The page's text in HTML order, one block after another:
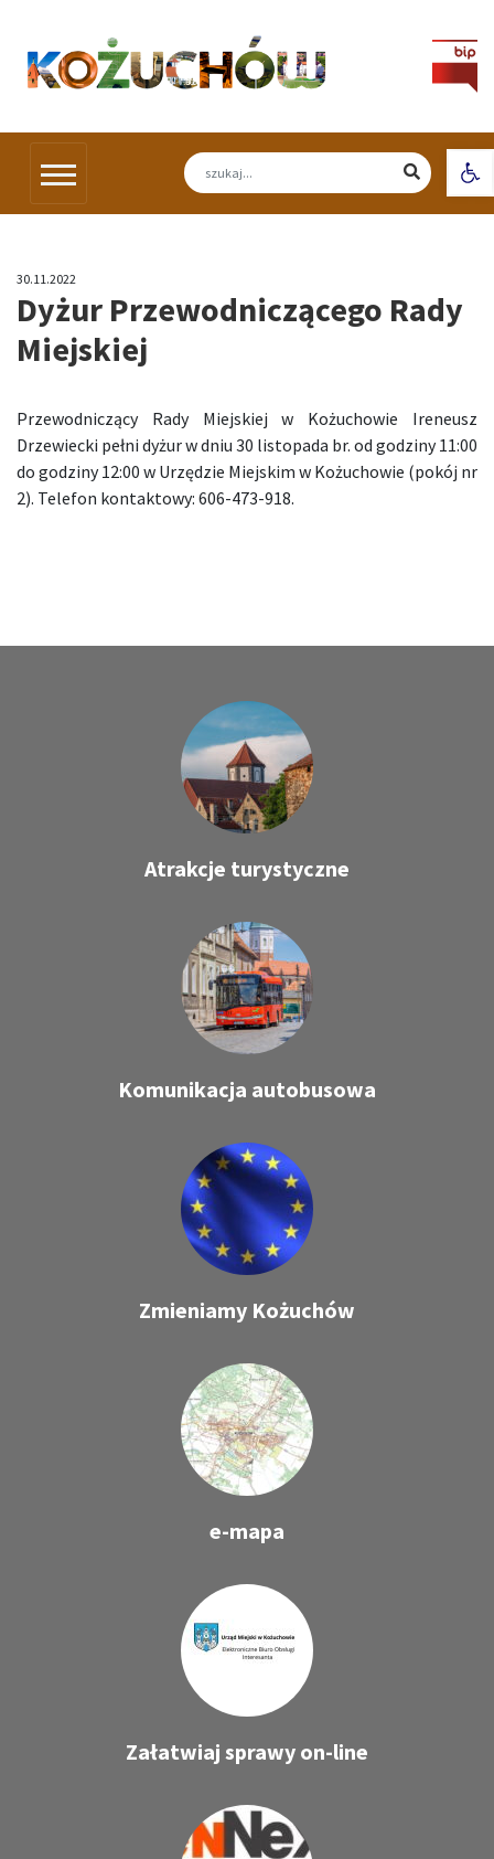
content
30.11.2022
Dyżur Przewodniczącego Rady
Miejskiej
Przewodniczący Rady Miejskiej w Kożuchowie Ireneusz
Drzewiecki pełni dyżur w dniu 30 listopada br. od godziny 11:00
do godziny 12:00 w Urzędzie Miejskim w Kożuchowie (pokój nr
2). Telefon kontaktowy: 606-473-918.
Atrakcje turystyczne
Komunikacja autobusowa
Zmieniamy Kożuchów
e-mapa
Załatwiaj sprawy on-line